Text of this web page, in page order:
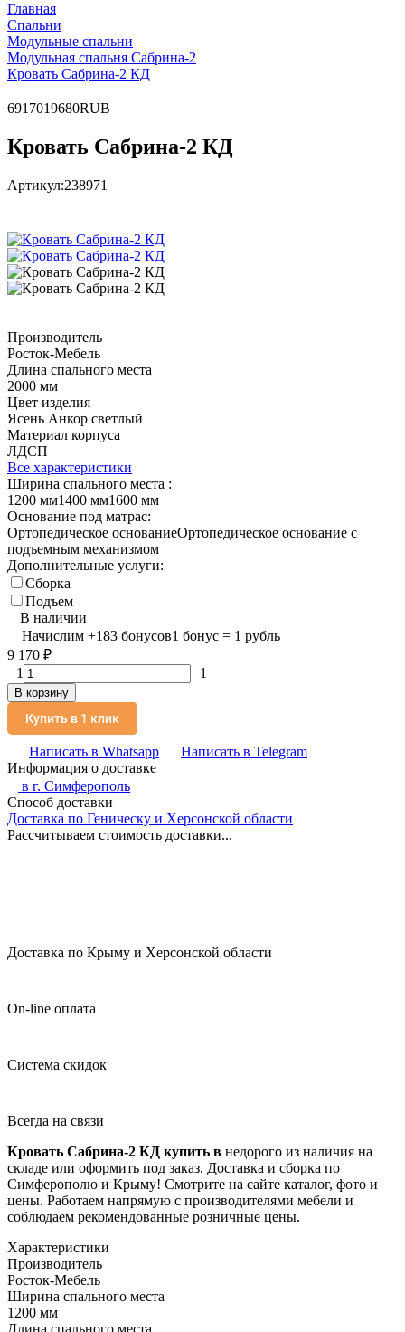
Главная
Cпальни
Модульные спальни
Модульная спальня Сабрина-2
Кровать Сабрина-2 КД
6917019680RUB
Кровать Сабрина-2 КД
Артикул:238971
Производитель
Росток-Мебель
Длина спального места
2000 мм
Цвет изделия
Ясень Анкор светлый
Материал корпуса
ЛДСП
Все характеристики
Ширина спального места :
1200 мм1400 мм1600 мм
Основание под матрас:
Ортопедическое основаниеОртопедическое основание с
подъемным механизмом
Дополнительные услуги:
Сборка
Подъем
В наличии
Начислим +183 бонусов1 бонус = 1 рубль
9 170 ₽
1
1
В корзину
Купить в 1 клик
Написать в Whatsapp
Написать в Telegram
Информация о доставке
в г. Симферополь
Способ доставки
Доставка по Геническу и Херсонской области
Рассчитываем стоимость доставки...
Доставка по Крыму и Херсонской области
On-line оплата
Система скидок
Всегда на связи
Кровать Сабрина-2 КД купить в недорого из наличия на
складе или оформить под заказ. Доставка и сборка по
Симферополю и Крыму! Смотрите на сайте каталог, фото и
цены. Работаем напрямую с производителями мебели и
соблюдаем рекомендованные розничные цены.
Характеристики
Производитель
Росток-Мебель
Ширина спального места
1200 мм
Длина спального места